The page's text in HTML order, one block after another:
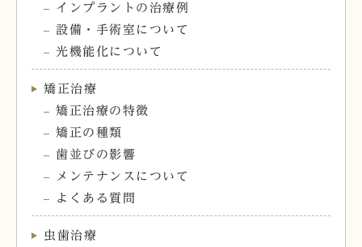
インプラントの治療例
設備・手術室について
光機能化について
矯正治療
矯正治療の特徴
矯正の種類
歯並びの影響
メンテナンスについて
よくある質問
虫歯治療